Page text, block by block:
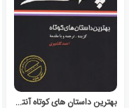
بهترین داستان های کوتاه آنتون چخوف